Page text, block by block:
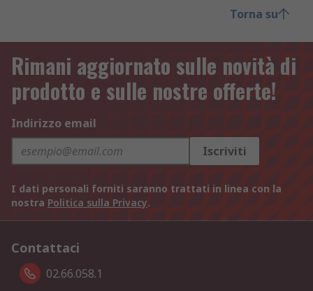
Torna su
Rimani aggiornato sulle novità di
prodotto e sulle nostre offerte!
Indirizzo email
Iscriviti
I dati personali forniti saranno trattati in linea con la
nostra Politica sulla Privacy.
Contattaci
02.66.058.1